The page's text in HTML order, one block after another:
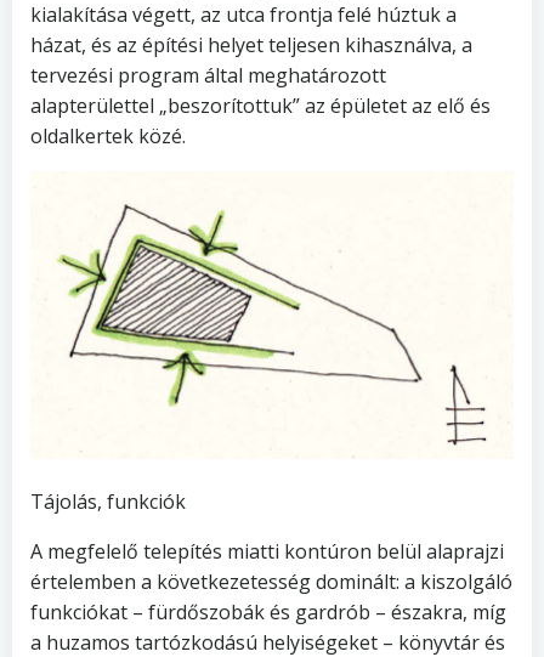
kialakítása végett, az utca frontja felé húztuk a
házat, és az építési helyet teljesen kihasználva, a
tervezési program által meghatározott
alapterülettel „beszorítottuk” az épületet az elő és
oldalkertek közé.
Tájolás, funkciók
A megfelelő telepítés miatti kontúron belül alaprajzi
értelemben a következetesség dominált: a kiszolgáló
funkciókat – fürdőszobák és gardrób – északra, míg
a huzamos tartózkodású helyiségeket – könyvtár és